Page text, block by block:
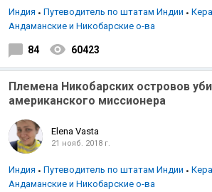
Индия Путеводитель по штатам Индии
Андаманские и Никобарские о-ва
84 60423
Племена Никобарских островов
американского миссионера
Elena Vasta
21 нояб. 2018 г.
Индия Путеводитель по штатам Индии
Андаманские и Никобарские о-ва